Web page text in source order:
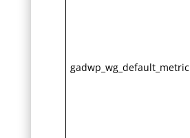
gadwp_wg_default_metric